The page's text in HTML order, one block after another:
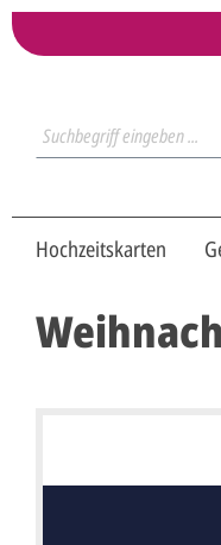
Hochzeitskarten